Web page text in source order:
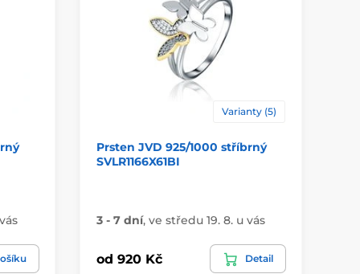
Varianty (5)
Prsten JVD 925/1000 stříbrný
SVLR1166X61BI
3 - 7 dní, ve středu 19. 8. u vás
od 920 Kč Detail